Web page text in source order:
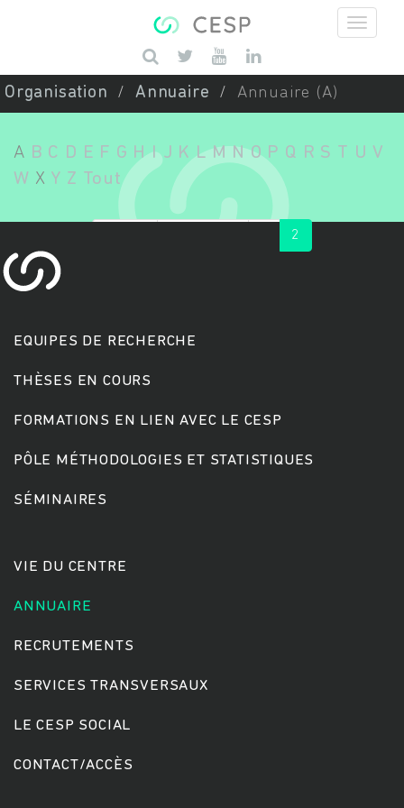
Saisissez vos mots-clés
Organisation Annuaire Annuaire (A)
A B C D E F G H I J K L M N O P Q R S T U V
W X Y Z Tout
2
EQUIPES DE RECHERCHE
THÈSES EN COURS
FORMATIONS EN LIEN AVEC LE CESP
PÔLE MÉTHODOLOGIES ET STATISTIQUES
SÉMINAIRES
VIE DU CENTRE
ANNUAIRE
RECRUTEMENTS
SERVICES TRANSVERSAUX
LE CESP SOCIAL
CONTACT/ACCÈS